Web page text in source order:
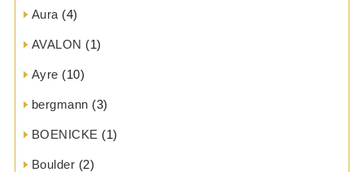
Aura (4)
AVALON (1)
Ayre (10)
bergmann (3)
BOENICKE (1)
Boulder (2)